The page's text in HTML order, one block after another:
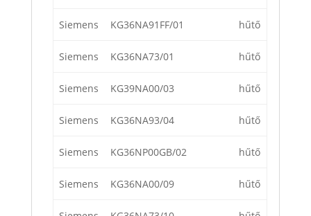
Siemens KG36NA91FF/01 hűtő
Siemens KG36NA73/01 hűtő
Siemens KG39NA00/03 hűtő
Siemens KG36NA93/04 hűtő
Siemens KG36NP00GB/02 hűtő
Siemens KG36NA00/09 hűtő